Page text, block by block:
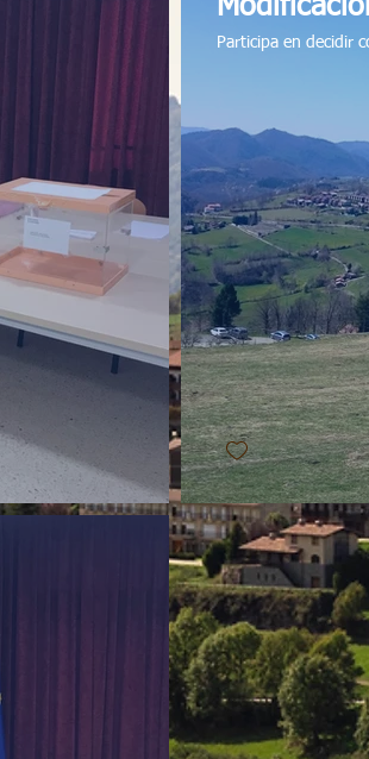
Participa en decidir